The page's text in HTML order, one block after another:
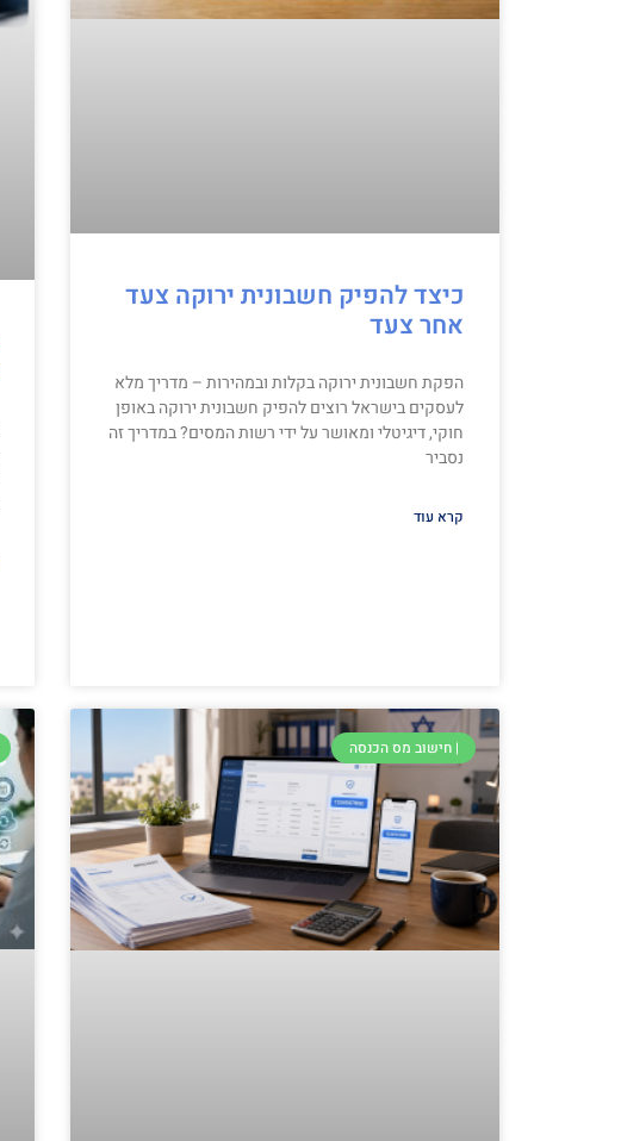
כיצד להפיק חשבונית ירוקה צעד
אחר צעד
הפקת חשבונית ירוקה בקלות ובמהירות – מדריך מלא
לעסקים בישראל רוצים להפיק חשבונית ירוקה באופן
חוקי, דיגיטלי ומאושר על ידי רשות המסים? במדריך זה
נסביר
קרא עוד
| חישוב מס הכנסה